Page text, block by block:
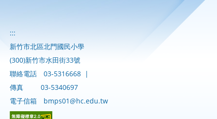
:::
新竹市北區北門國民小學
(300)新竹市水田街33號
聯絡電話
03-5316668 |
傳真
03-5340697
電子信箱
bmps01@hc.edu.tw